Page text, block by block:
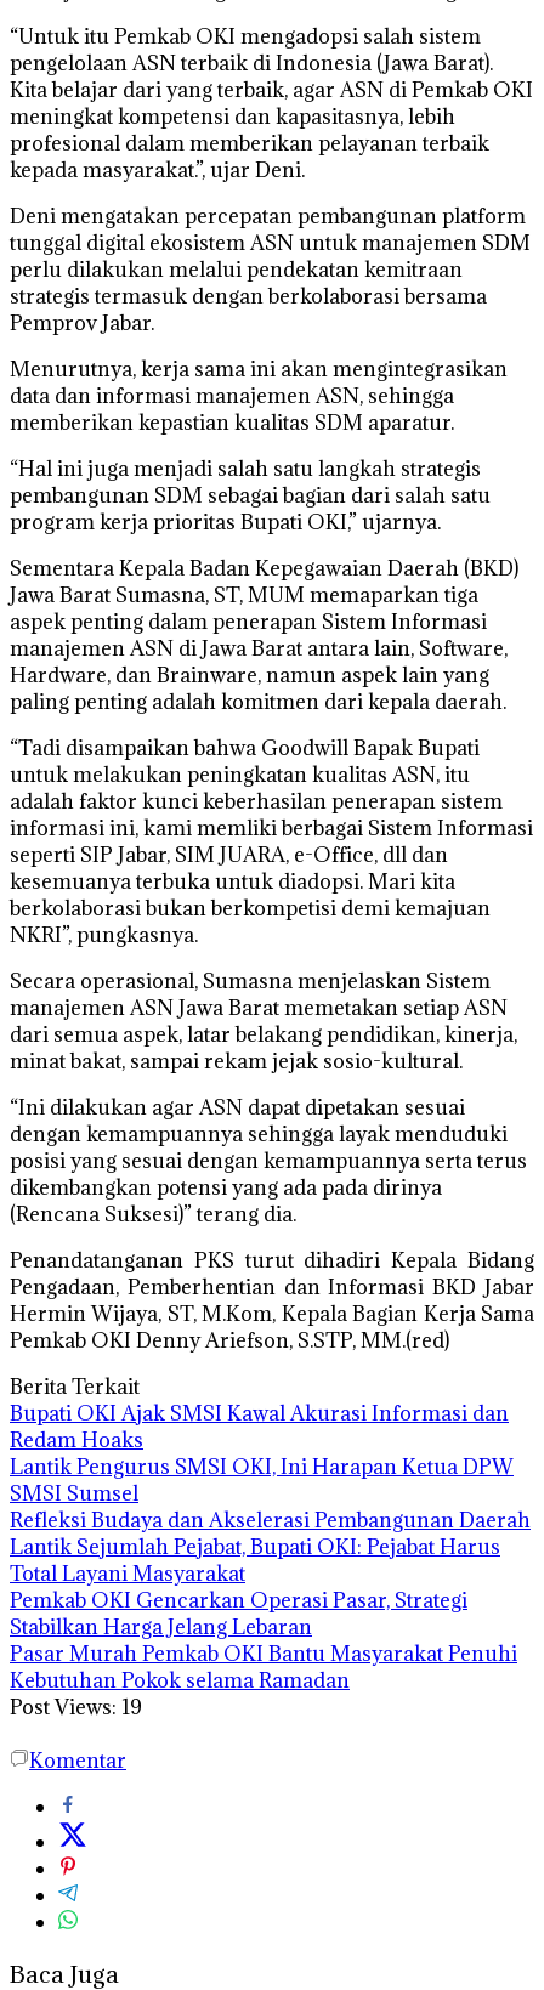
“Untuk itu Pemkab OKI mengadopsi salah sistem
pengelolaan ASN terbaik di Indonesia (Jawa Barat).
Kita belajar dari yang terbaik, agar ASN di Pemkab OKI
meningkat kompetensi dan kapasitasnya, lebih
profesional dalam memberikan pelayanan terbaik
kepada masyarakat.”, ujar Deni.
Deni mengatakan percepatan pembangunan platform
tunggal digital ekosistem ASN untuk manajemen SDM
perlu dilakukan melalui pendekatan kemitraan
strategis termasuk dengan berkolaborasi bersama
Pemprov Jabar.
Menurutnya, kerja sama ini akan mengintegrasikan
data dan informasi manajemen ASN, sehingga
memberikan kepastian kualitas SDM aparatur.
“Hal ini juga menjadi salah satu langkah strategis
pembangunan SDM sebagai bagian dari salah satu
program kerja prioritas Bupati OKI,” ujarnya.
Sementara Kepala Badan Kepegawaian Daerah (BKD)
Jawa Barat Sumasna, ST, MUM memaparkan tiga
aspek penting dalam penerapan Sistem Informasi
manajemen ASN di Jawa Barat antara lain, Software,
Hardware, dan Brainware, namun aspek lain yang
paling penting adalah komitmen dari kepala daerah.
“Tadi disampaikan bahwa Goodwill Bapak Bupati
untuk melakukan peningkatan kualitas ASN, itu
adalah faktor kunci keberhasilan penerapan sistem
informasi ini, kami memliki berbagai Sistem Informasi
seperti SIP Jabar, SIM JUARA, e-Office, dll dan
kesemuanya terbuka untuk diadopsi. Mari kita
berkolaborasi bukan berkompetisi demi kemajuan
NKRI”, pungkasnya.
Secara operasional, Sumasna menjelaskan Sistem
manajemen ASN Jawa Barat memetakan setiap ASN
dari semua aspek, latar belakang pendidikan, kinerja,
minat bakat, sampai rekam jejak sosio-kultural.
“Ini dilakukan agar ASN dapat dipetakan sesuai
dengan kemampuannya sehingga layak menduduki
posisi yang sesuai dengan kemampuannya serta terus
dikembangkan potensi yang ada pada dirinya
(Rencana Suksesi)” terang dia.
Penandatanganan PKS turut dihadiri Kepala Bidang
Pengadaan, Pemberhentian dan Informasi BKD Jabar
Hermin Wijaya, ST, M.Kom, Kepala Bagian Kerja Sama
Pemkab OKI Denny Ariefson, S.STP, MM.(red)
Berita Terkait
Bupati OKI Ajak SMSI Kawal Akurasi Informasi dan
Redam Hoaks
Lantik Pengurus SMSI OKI, Ini Harapan Ketua DPW
SMSI Sumsel
Refleksi Budaya dan Akselerasi Pembangunan Daerah
Lantik Sejumlah Pejabat, Bupati OKI: Pejabat Harus
Total Layani Masyarakat
Pemkab OKI Gencarkan Operasi Pasar, Strategi
Stabilkan Harga Jelang Lebaran
Pasar Murah Pemkab OKI Bantu Masyarakat Penuhi
Kebutuhan Pokok selama Ramadan
Post Views: 19
Komentar
Baca Juga